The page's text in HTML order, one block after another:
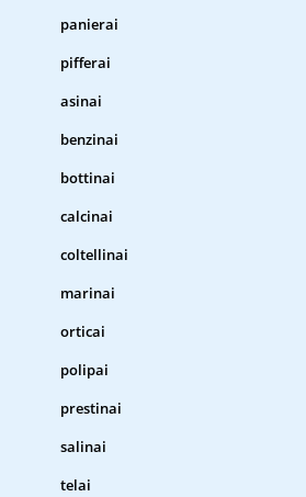
panierai
pifferai
asinai
benzinai
bottinai
calcinai
coltellinai
marinai
orticai
polipai
prestinai
salinai
telai